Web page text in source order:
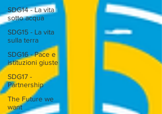
SDG14 - La vita
sotto acqua
SDG15 - La vita
sulla terra
SDG16 - Pace e
istituzioni giuste
SDG17 -
Partnership
The Future we
want